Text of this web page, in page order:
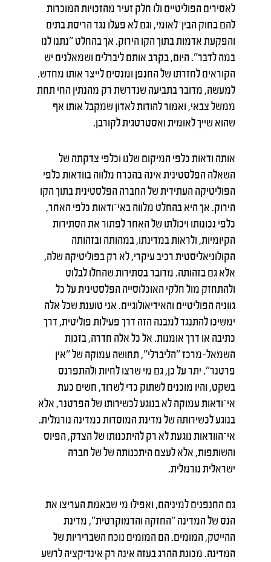
לאסירים הפוליטיים ולו חלק זעיר מהזכויות המוכרות
להם בחוק הבין־לאומי, וגם לא פעלו נגד הריסת בתים
והפקעת אדמות בתוך הקו הירוק. אך בהחלט ״נתנו לנו
במה לדבר״. היום, בקרב אותם ליברלים ושמאלנים יש
הקוראים לחזרתו של החנפן ומנסים לייצר אותו מחדש.
למעשה, מדובר בתביעה שנדרשת רק מהנתין החי תחת
ממשל צבאי, ואמור להודות לאדון שמקבל אותו אף
שהוא שייך לאומית ואסטרטגית לקורבן.
אותה ודאות כלפי המיקום שלנו וכלפי צדקתה של
השאלה הפלסטינית אינה בהכרח מלווה בוודאות כלפי
הפוליטיקה העתידית של החברה הפלסטינית בתוך הקו
הירוק. אך היא בהחלט מלווה באי־ודאות כלפי האחר,
כלפי נכונותו ויכולתו של האחר לפתור את הסתירות
הקיומיות, ולראות במדינתו, במהותה ובזהותה
הקולוניאליסטית רכיב עיקרי, לא רק בפוליטיקה שלה,
אלא גם בזהותה. מדובר בסתירות שהחלו לבלוט
ולהתחזק מול חלקי האוכלוסייה הפלסטינית על כל
גווניה הפוליטיים והאידיאולוגיים. אני טוענת שכל אלה
ימשיכו להתנגד למבנה הזה דרך פעילות פוליטית, דרך
כתיבה או דרך אומנות. אל כל אלה חדרה, בזכות
השמאל-מרכז "הליברלי", תחושה עמוקה של "אין
פרטנר". יתר על כן, גם מי שרצו לחיות ולהתפרנס
בשקט, והיו מוכנים לשתוק כדי לשרוד, חשים כעת
אי־ודאות עמוקה לא בנוגע לכשירותו של הפרטנר, אלא
בנוגע לכשירותה של מדינת המוסדות כמדינה נורמלית.
אי־הוודאות נוגעת לא רק להיתכנותו של הצדק, הפיוס
והשותפות, אלא לעצם היתכנותה של של חברה
ישראלית נורמלית.
גם החנפנים למיניהם, ואפילו מי שבאמת העריצו את
הנס של המדינה "החזקה והדמוקרטית", מדינת
ההייטק, המומים. הם המומים נוכח השבריריות של
המדינה. מכונת ההרג בעזה אינה רק אינדיקציה לרשע